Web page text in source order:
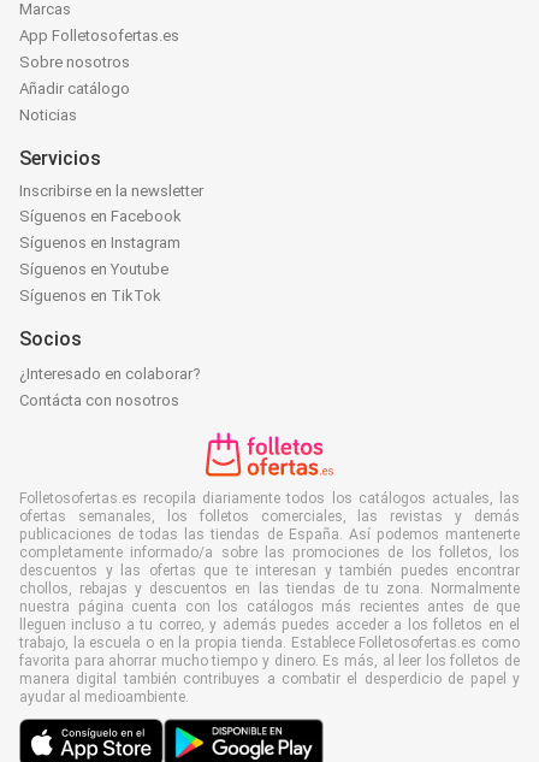
Marcas
App Folletosofertas.es
Sobre nosotros
Añadir catálogo
Noticias
Servicios
Inscribirse en la newsletter
Síguenos en Facebook
Síguenos en Instagram
Síguenos en Youtube
Síguenos en TikTok
Socios
¿Interesado en colaborar?
Contácta con nosotros
Folletosofertas.es recopila diariamente todos los catálogos actuales, las
ofertas semanales, los folletos comerciales, las revistas y demás
publicaciones de todas las tiendas de España. Así podemos mantenerte
completamente informado/a sobre las promociones de los folletos, los
descuentos y las ofertas que te interesan y también puedes encontrar
chollos, rebajas y descuentos en las tiendas de tu zona. Normalmente
nuestra página cuenta con los catálogos más recientes antes de que
lleguen incluso a tu correo, y además puedes acceder a los folletos en el
trabajo, la escuela o en la propia tienda. Establece Folletosofertas.es como
favorita para ahorrar mucho tiempo y dinero. Es más, al leer los folletos de
manera digital también contribuyes a combatir el desperdicio de papel y
ayudar al medioambiente.